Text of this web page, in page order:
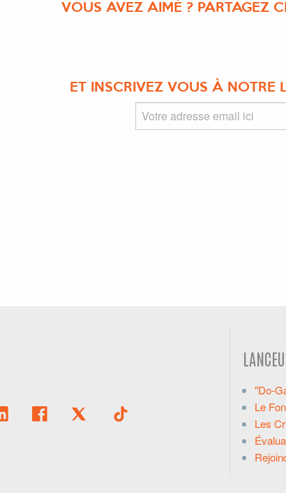
VOUS AVEZ AIMÉ ? PARTAGEZ
ET INSCRIVEZ VOUS À NOTRE
"Do-
Le
Les